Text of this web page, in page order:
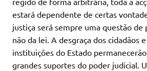
estará dependente de certas
justiça será sempre uma questão de
não da lei. A desgraça dos cidadãos
instituições do Estado
grandes suportes do poder judicial.